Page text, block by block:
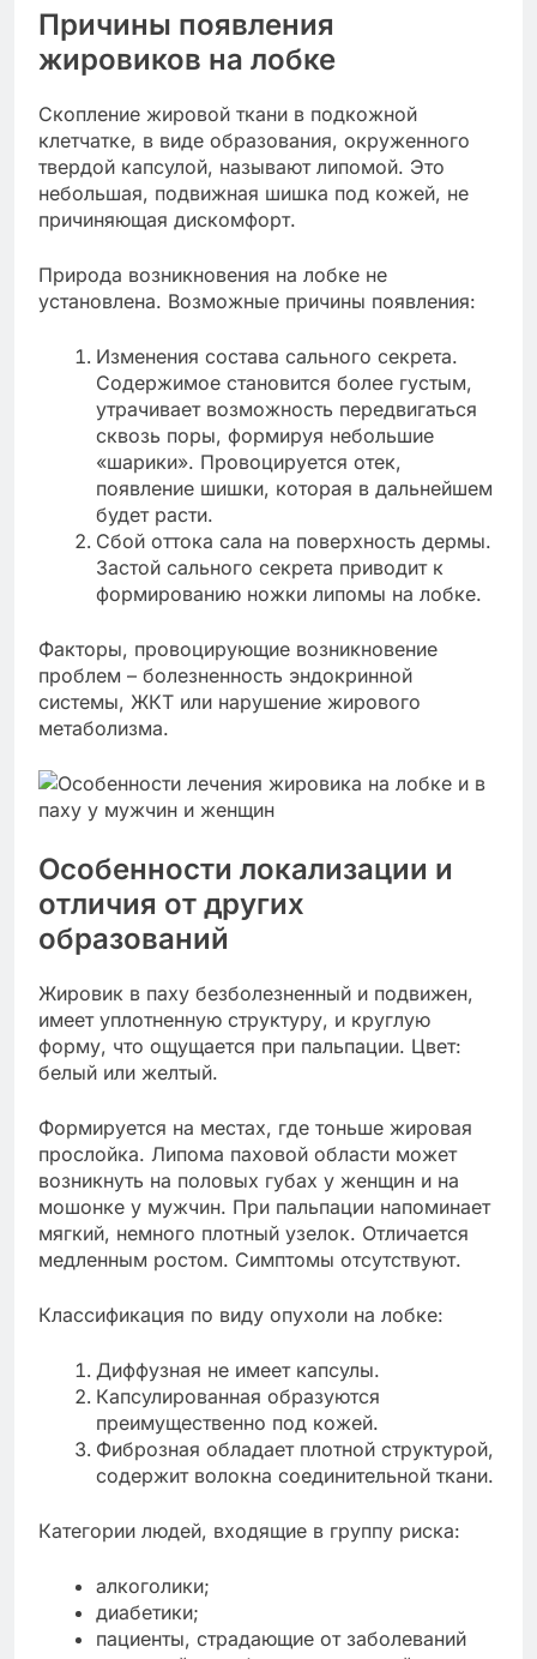
Причины появления
жировиков на лобке
Скопление жировой ткани в подкожной
клетчатке, в виде образования, окруженного
твердой капсулой, называют липомой. Это
небольшая, подвижная шишка под кожей, не
причиняющая дискомфорт.
Природа возникновения на лобке не
установлена. Возможные причины появления:
Изменения состава сального секрета.
Содержимое становится более густым,
утрачивает возможность передвигаться
сквозь поры, формируя небольшие
«шарики». Провоцируется отек,
появление шишки, которая в дальнейшем
будет расти.
Сбой оттока сала на поверхность дермы.
Застой сального секрета приводит к
формированию ножки липомы на лобке.
Факторы, провоцирующие возникновение
проблем – болезненность эндокринной
системы, ЖКТ или нарушение жирового
метаболизма.
Особенности локализации и
отличия от других
образований
Жировик в паху безболезненный и подвижен,
имеет уплотненную структуру, и круглую
форму, что ощущается при пальпации. Цвет:
белый или желтый.
Формируется на местах, где тоньше жировая
прослойка. Липома паховой области может
возникнуть на половых губах у женщин и на
мошонке у мужчин. При пальпации напоминает
мягкий, немного плотный узелок. Отличается
медленным ростом. Симптомы отсутствуют.
Классификация по виду опухоли на лобке:
Диффузная не имеет капсулы.
Капсулированная образуются
преимущественно под кожей.
Фиброзная обладает плотной структурой,
содержит волокна соединительной ткани.
Категории людей, входящие в группу риска:
алкоголики;
диабетики;
пациенты, страдающие от заболеваний